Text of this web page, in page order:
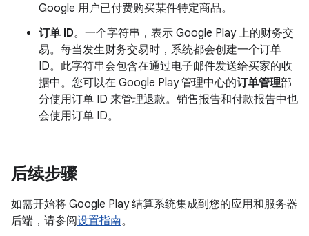
Google 用户已付费购买某件特定商品。
订单 ID。一个字符串，表示 Google Play 上的财务交
易。每当发生财务交易时，系统都会创建一个订单
ID。此字符串会包含在通过电子邮件发送给买家的收
据中。您可以在 Google Play 管理中心的订单管理部
分使用订单 ID 来管理退款。销售报告和付款报告中也
会使用订单 ID。
后续步骤
如需开始将 Google Play 结算系统集成到您的应用和服务器
后端，请参阅设置指南。